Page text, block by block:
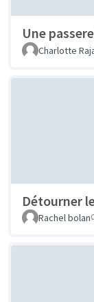
Une
Charlotte
Détourner
Rachel bolan